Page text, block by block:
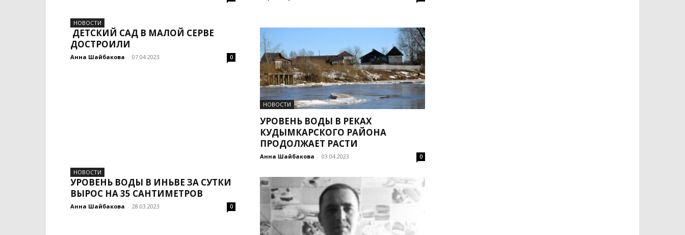
НОВОСТИ
ДЕТСКИЙ САД В МАЛОЙ СЕРВЕ
ДОСТРОИЛИ
Анна Шайбакова - 07.04.2023 0
НОВОСТИ
УРОВЕНЬ ВОДЫ В РЕКАХ
КУДЫМКАРСКОГО РАЙОНА
ПРОДОЛЖАЕТ РАСТИ
Анна Шайбакова - 03.04.2023 0
НОВОСТИ
УРОВЕНЬ ВОДЫ В ИНЬВЕ ЗА СУТКИ
ВЫРОС НА 35 САНТИМЕТРОВ
Анна Шайбакова - 28.03.2023 0